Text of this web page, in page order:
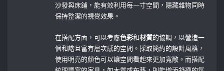
沙發與床鋪，能有效利用每一寸空間，隱藏雜物同時
保持整潔的視覺效果。
在搭配方面，可以考慮色彩和材質的協調，以營造一
個和諧且富有層次感的空間。採取簡約的設計風格，
使用明亮的顏色可以讓空間看起來更加寬敞。而搭配